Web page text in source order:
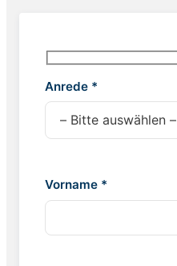
Anrede *
Vorname *